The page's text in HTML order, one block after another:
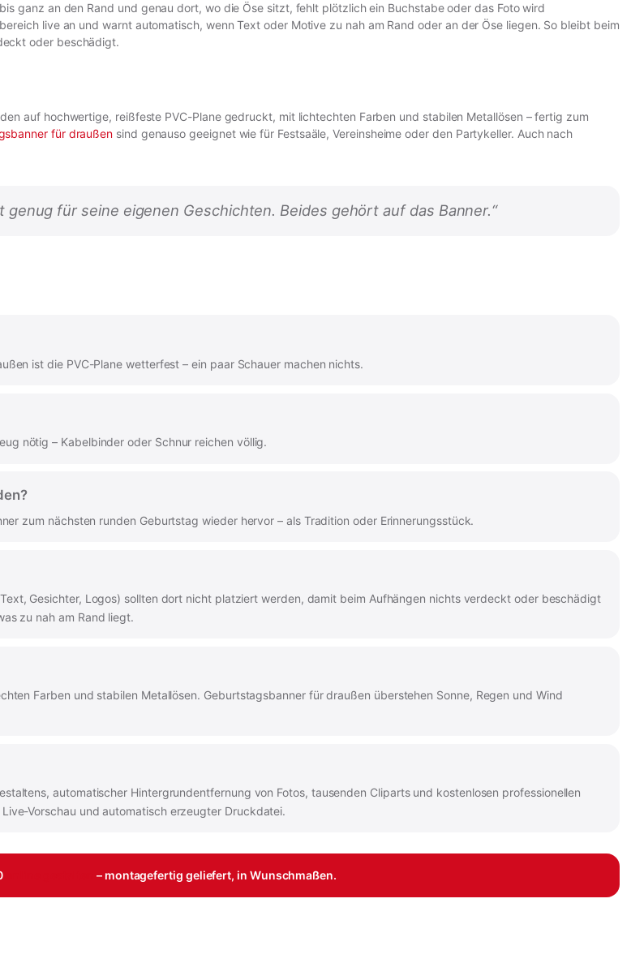
ganz an den Rand und genau dort, wo die Öse sitzt, fehlt plötzlich ein Buchstabe oder das Foto wird
live an und warnt automatisch, wenn Text oder Motive zu nah am Rand oder an der Öse liegen. So bleibt beim
oder beschädigt.
auf hochwertige, reißfeste PVC-Plane gedruckt, mit lichtechten Farben und stabilen Metallösen – fertig zum
für draußen sind genauso geeignet wie für Festsaäle, Vereinsheime oder den Partykeller. Auch nach
für seine eigenen Geschichten. Beides gehört auf das Banner.“
ist die PVC-Plane wetterfest – ein paar Schauer machen nichts.
nötig – Kabelbinder oder Schnur reichen völlig.
zum nächsten runden Geburtstag wieder hervor – als Tradition oder Erinnerungsstück.
Gesichter, Logos) sollten dort nicht platziert werden, damit beim Aufhängen nichts verdeckt oder beschädigt
zu nah am Rand liegt.
Farben und stabilen Metallösen. Geburtstagsbanner für draußen überstehen Sonne, Regen und Wind
automatischer Hintergrundentfernung von Fotos, tausenden Cliparts und kostenlosen professionellen
Vorschau und automatisch erzeugter Druckdatei.
– montagefertig geliefert, in Wunschmaßen.